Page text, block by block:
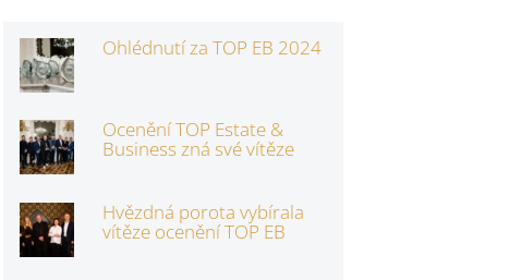
Ohlédnutí za TOP EB 2024
Ocenění TOP Estate &
Business zná své vítěze
Hvězdná porota vybírala
vítěze ocenění TOP EB